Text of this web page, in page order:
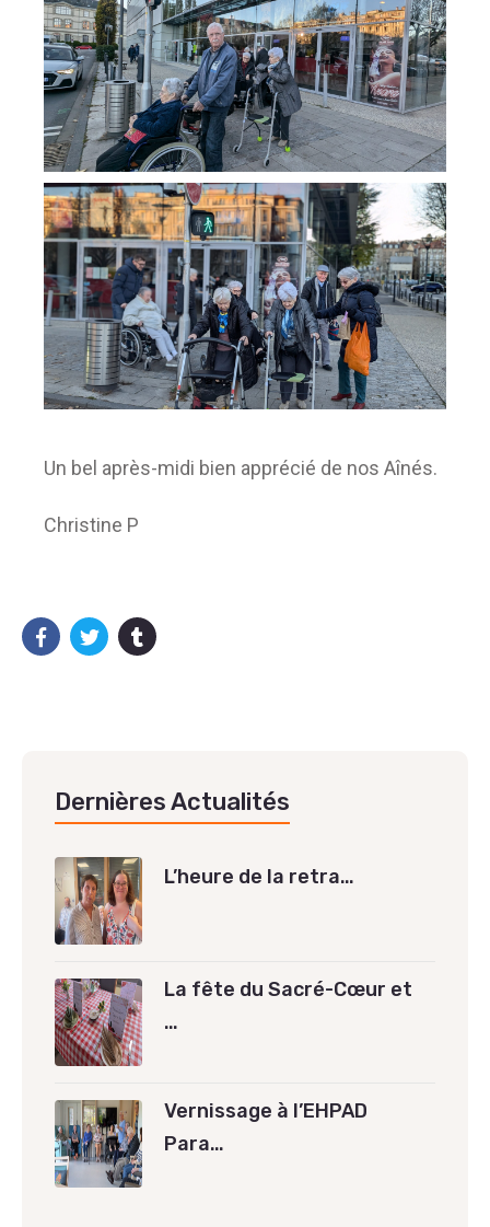
Un bel après-midi bien apprécié de nos Aînés.
Christine P
Dernières Actualités
L’heure de la retra…
La fête du Sacré-Cœur et
…
Vernissage à l’EHPAD
Para…